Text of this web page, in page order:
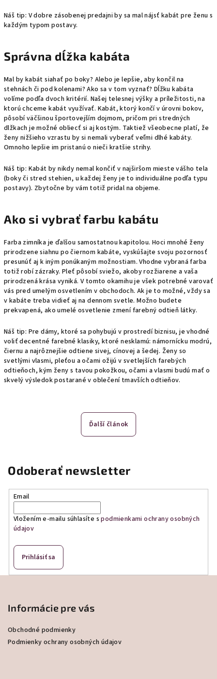
Náš tip: V dobre zásobenej predajni by sa mal nájsť kabát pre ženu s
každým typom postavy.
Správna dĺžka kabáta
Mal by kabát siahať po boky? Alebo je lepšie, aby končil na
stehnách či pod kolenami? Ako sa v tom vyznať? Dĺžku kabáta
volíme podľa dvoch kritérií. Našej telesnej výšky a príležitosti, na
ktorú chceme kabát využívať. Kabát, ktorý končí v úrovni bokov,
pôsobí väčšinou športovejším dojmom, pričom pri stredných
dlžkach je možné obliecť si aj kostým. Taktiež všeobecne platí, že
ženy nižšieho vzrastu by si nemali vyberať veľmi dlhé kabáty.
Omnoho lepšie im pristanú o nieči kratšie strihy.
Náš tip: Kabát by nikdy nemal končiť v najširšom mieste vášho tela
(boky či stred stehien, u každej ženy je to individuálne podľa typu
postavy). Zbytočne by vám totiž pridal na objeme.
Ako si vybrať farbu kabátu
Farba zimníka je ďalšou samostatnou kapitolou. Hoci mnohé ženy
prirodzene siahnu po čiernom kabáte, vyskúšajte svoju pozornosť
presunúť aj k iným ponúkaným možnostiam. Vhodne vybraná farba
totiž robí zázraky. Pleť pôsobí sviežo, akoby rozžiarene a vaša
prirodzená krása vyniká. V tomto okamihu je všek potrebné varovať
vás pred umelým osvetlením v obchodoch. Ak je to možné, vždy sa
v kabáte treba vidieť aj na dennom svetle. Možno budete
prekvapená, ako umelé osvetlenie zmení farebný odtieň látky.
Náš tip: Pre dámy, ktoré sa pohybujú v prostredí biznisu, je vhodné
voliť decentné farebné klasiky, ktoré nesklamú: námornícku modrú,
čiernu a najrôznejšie odtiene sivej, cínovej a šedej. Ženy so
svetlými vlasmi, pleťou a očami ožijú v svetlejších farebých
odtieňoch, kým ženy s tavou pokožkou, očami a vlasmi budú mať o
skvelý výsledok postarané v oblečení tmavších odtieňov.
Ďalší článok
Odoberať newsletter
Email
Vložením e-mailu súhlasíte spodmienkami ochrany osobných
údajov
Prihlásiť sa
Informácie pre vás
Obchodné podmienky
Podmienky ochrany osobných údajov